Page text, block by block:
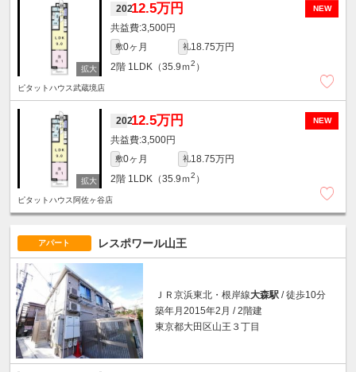
NEW
20212.5万円
3,500円
敷0ヶ月 礼18.75万円
2階 1LDK（35.9ｍ2 ）
ピタットハウス武蔵境店
NEW
20212.5万円
3,500円
敷0ヶ月 礼18.75万円
2階 1LDK（35.9ｍ2 ）
ピタットハウス阿佐ヶ谷店
アパート レスポワール山王
ＪＲ京浜東北・根岸線大森駅 / 徒歩10分
築年月2015年2月 / 2階建
東京都大田区山王３丁目